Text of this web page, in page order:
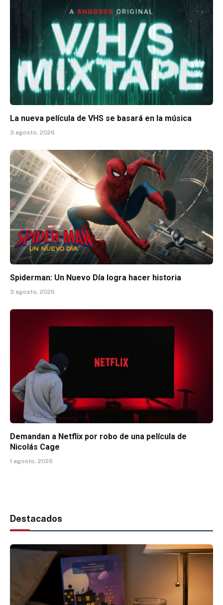
La nueva película de VHS se basará en la música
3 agosto, 2026
Spiderman: Un Nuevo Día logra hacer historia
3 agosto, 2026
Demandan a Netflix por robo de una película de
Nicolás Cage
1 agosto, 2026
Destacados